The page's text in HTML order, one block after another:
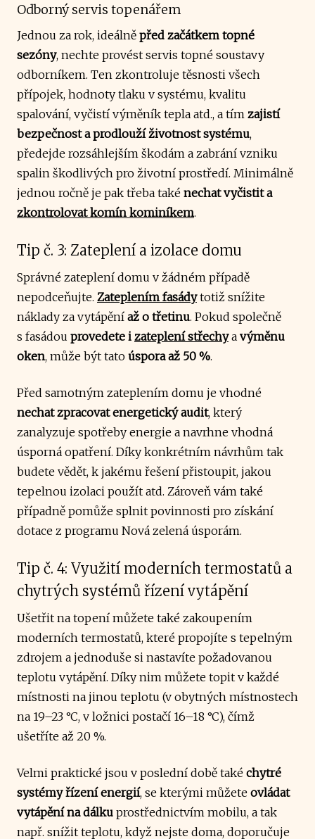
Odborný servis topenářem
Jednou za rok, ideálně před začátkem topné
sezóny, nechte provést servis topné soustavy
odborníkem. Ten zkontroluje těsnosti všech
přípojek, hodnoty tlaku v systému, kvalitu
spalování, vyčistí výměník tepla atd., a tím zajistí
bezpečnost a prodlouží životnost systému,
předejde rozsáhlejším škodám a zabrání vzniku
spalin škodlivých pro životní prostředí. Minimálně
jednou ročně je pak třeba také nechat vyčistit a
zkontrolovat komín kominíkem.
Tip č. 3: Zateplení a izolace domu
Správné zateplení domu v žádném případě
nepodceňujte. Zateplením fasády totiž snížite
náklady za vytápění až o třetinu. Pokud společně
s fasádou provedete i zateplení střechya výměnu
oken, může být tato úspora až 50 %.
Před samotným zateplením domu je vhodné
nechat zpracovat energetický audit, který
zanalyzuje spotřeby energie a navrhne vhodná
úsporná opatření. Díky konkrétním návrhům tak
budete vědět, k jakému řešení přistoupit, jakou
tepelnou izolaci použít atd. Zároveň vám také
případně pomůže splnit povinnosti pro získání
dotace z programu Nová zelená úsporám.
Tip č. 4: Využití moderních termostatů a
chytrých systémů řízení vytápění
Ušetřit na topení můžete také zakoupením
moderních termostatů, které propojíte s tepelným
zdrojem a jednoduše si nastavíte požadovanou
teplotu vytápění. Díky nim můžete topit v každé
místnosti na jinou teplotu (v obytných místnostech
na 19–23 °C, v ložnici postačí 16–18 °C), čímž
ušetříte až 20 %.
Velmi praktické jsou v poslední době také chytré
systémy řízení energií, se kterými můžete ovládat
vytápění na dálku prostřednictvím mobilu, a tak
např. snížit teplotu, když nejste doma, doporučuje